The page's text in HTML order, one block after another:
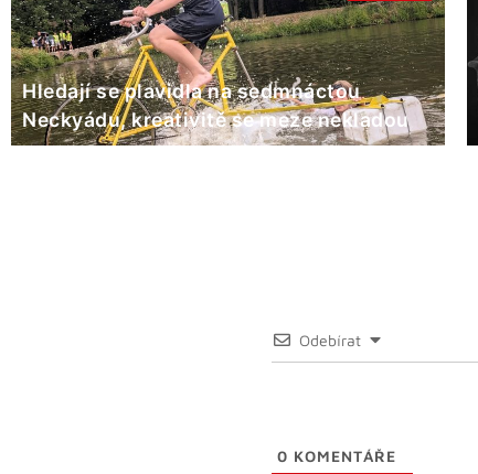
Hledají se plavidla na sedmnáctou
Neckyádu, kreativitě se meze nekladou
Odebírat
0 KOMENTÁŘE